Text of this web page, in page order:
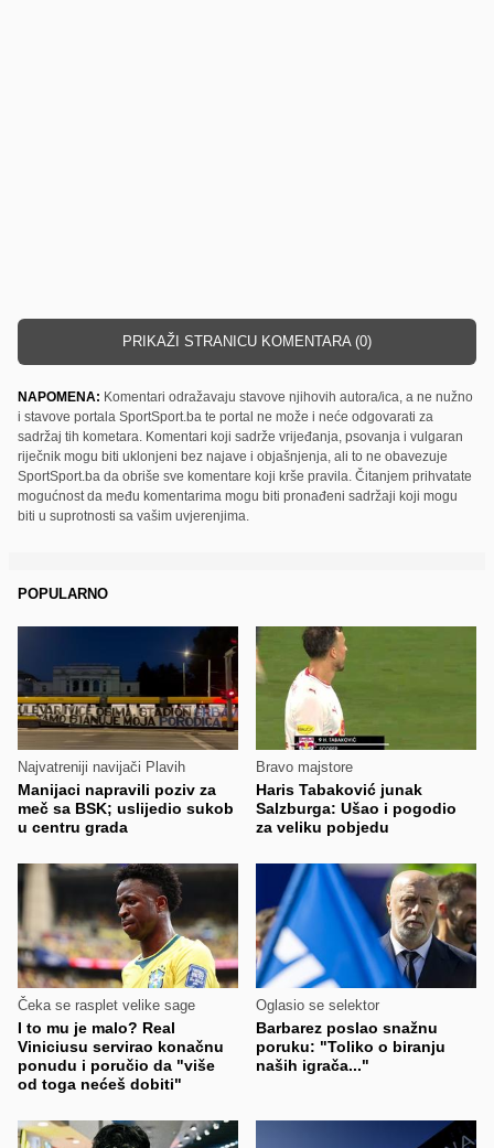
PRIKAŽI STRANICU KOMENTARA (0)
NAPOMENA: Komentari odražavaju stavove njihovih autora/ica, a ne nužno
i stavove portala SportSport.ba te portal ne može i neće odgovarati za
sadržaj tih kometara. Komentari koji sadrže vrijeđanja, psovanja i vulgaran
riječnik mogu biti uklonjeni bez najave i objašnjenja, ali to ne obavezuje
SportSport.ba da obriše sve komentare koji krše pravila. Čitanjem prihvatate
mogućnost da među komentarima mogu biti pronađeni sadržaji koji mogu
biti u suprotnosti sa vašim uvjerenjima.
POPULARNO
Najvatreniji navijači Plavih
Manijaci napravili poziv za
meč sa BSK; uslijedio sukob
u centru grada
Bravo majstore
Haris Tabaković junak
Salzburga: Ušao i pogodio
za veliku pobjedu
Čeka se rasplet velike sage
I to mu je malo? Real
Viniciusu servirao konačnu
ponudu i poručio da "više
od toga nećeš dobiti"
Oglasio se selektor
Barbarez poslao snažnu
poruku: "Toliko o biranju
naših igrača..."